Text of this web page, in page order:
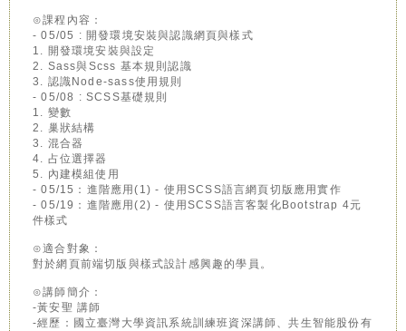
⊙課程內容：
- 05/05 : 開發環境安裝與認識網頁與樣式
1. 開發環境安裝與設定
2. Sass與Scss 基本規則認識
3. 認識Node-sass使用規則
- 05/08 : SCSS基礎規則
1. 變數
2. 巢狀結構
3. 混合器
4. 占位選擇器
5. 內建模組使用
- 05/15：進階應用(1) - 使用SCSS語言網頁切版應用實作
- 05/19：進階應用(2) - 使用SCSS語言客製化Bootstrap 4元
件樣式
⊙適合對象：
對於網頁前端切版與樣式設計感興趣的學員。
⊙講師簡介：
-黃安聖 講師
-經歷：國立臺灣大學資訊系統訓練班資深講師、共生智能股份有